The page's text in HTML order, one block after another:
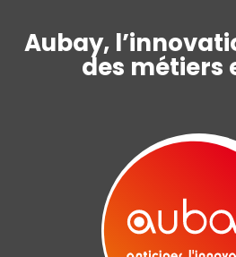
Aubay,
des métiers